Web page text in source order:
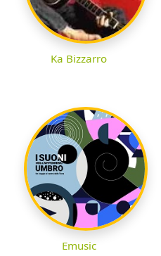
Ka Bizzarro
Emusic